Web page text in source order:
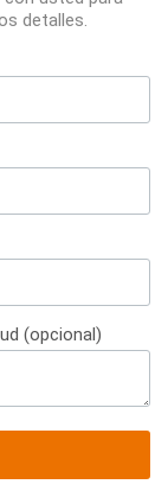
detalles.
(opcional)